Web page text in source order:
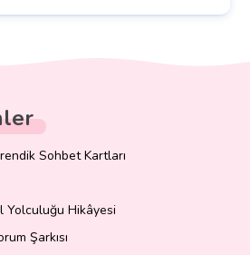
Sohbet Kartları
Yolculuğu Hikâyesi
Şarkısı